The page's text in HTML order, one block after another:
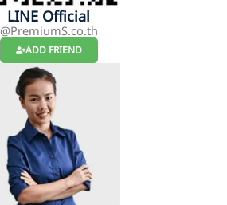
LINE Official
@PremiumS.co.th
ADD FRIEND